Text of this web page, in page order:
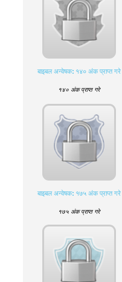
बाइबल अन्वेषक: १४० अंक प्राप्त गरे
१४० अंक प्राप्त गरे
बाइबल अन्वेषक: १७५ अंक प्राप्त गरे
१७५ अंक प्राप्त गरे